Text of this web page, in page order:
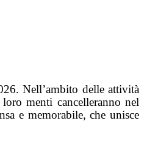
Nell’ambito delle attività
menti cancelleranno nel
e memorabile, che unisce